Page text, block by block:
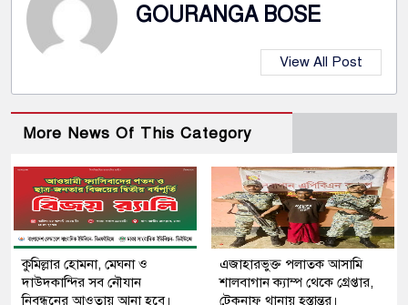
GOURANGA BOSE
View All Post
More News Of This Category
কুমিল্লার হোমনা, মেঘনা ও
দাউদকান্দির সব নৌযান
নিবন্ধনের আওতায় আনা হবে।
এজাহারভুক্ত পলাতক আসামি
শালবাগান ক্যাম্প থেকে গ্রেপ্তার,
টেকনাফ থানায় হস্তান্তর।